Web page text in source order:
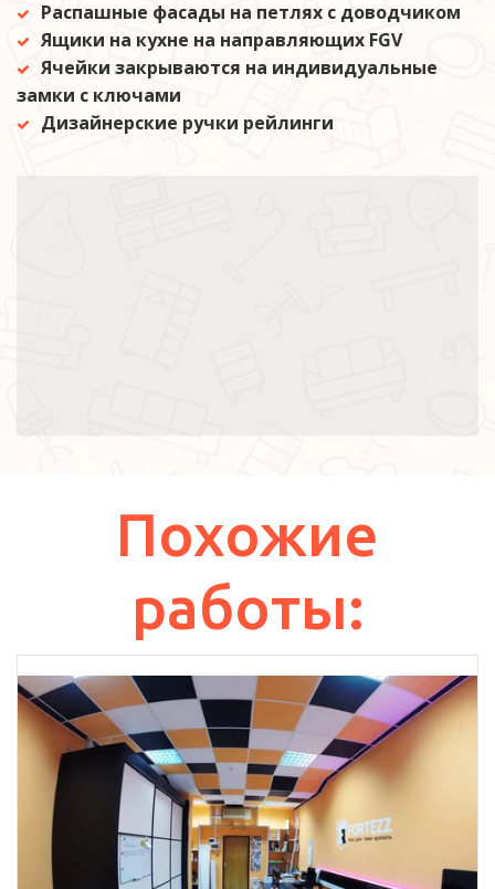
Распашные фасады на петлях с доводчиком
Ящики на кухне на направляющих FGV
Ячейки закрываются на индивидуальные
замки с ключами
Дизайнерские ручки рейлинги
Похожие
работы: